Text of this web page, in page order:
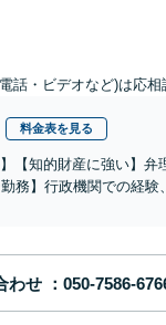
話・ビデオなど)は応相
料金表を見る
【知的財産に強い】
務】行政機関での経
わせ